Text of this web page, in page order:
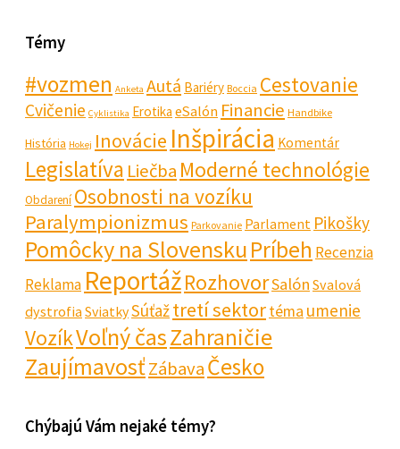
Témy
#vozmen Anketa Autá Bariéry Boccia Cestovanie
Cvičenie Cyklistika Erotika eSalón Financie Handbike
História Hokej Inovácie Inšpirácia Komentár
Legislatíva Liečba Moderné technológie
Obdarení Osobnosti na vozíku
Paralympionizmus Parkovanie Parlament Pikošky
Pomôcky na SlovenskuPríbeh Recenzia
Reklama ReportážRozhovorSalón Svalová
dystrofiaSviatkySúťažtretí sektortéma umenie
VozíkVoľný časZahraničie
ZaujímavosťZábavaČesko
Chýbajú Vám nejaké témy?